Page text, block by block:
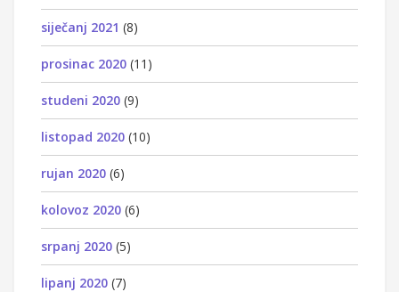
siječanj 2021 (8)
prosinac 2020 (11)
studeni 2020 (9)
listopad 2020 (10)
rujan 2020 (6)
kolovoz 2020 (6)
srpanj 2020 (5)
lipanj 2020 (7)